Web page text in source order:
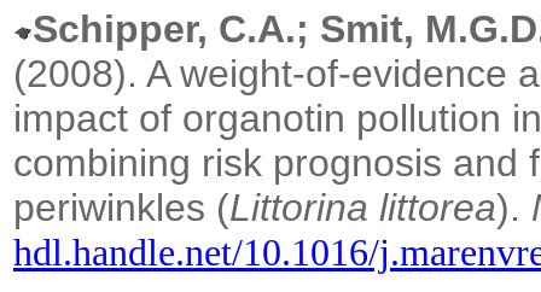
Schipper, C.A.; Smit,
(2008). A weight-of-evidence
impact of organotin pollution
combining risk prognosis and
periwinkles (Littorina littorea).
hdl.handle.net/10.1016/